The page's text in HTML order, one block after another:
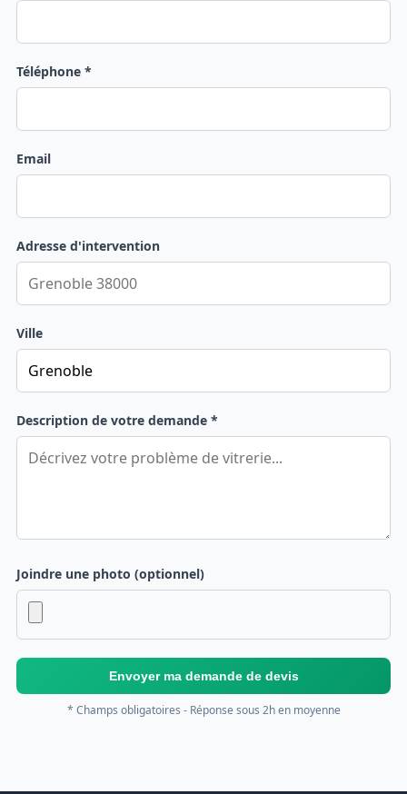
Téléphone *
Email
Adresse d'intervention
Ville
Description de votre demande *
Joindre une photo (optionnel)
Envoyer ma demande de devis
* Champs obligatoires - Réponse sous 2h en moyenne